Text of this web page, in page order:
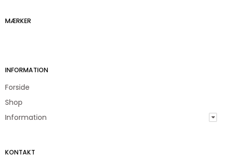
MÆRKER
INFORMATION
Forside
Shop
Information
KONTAKT